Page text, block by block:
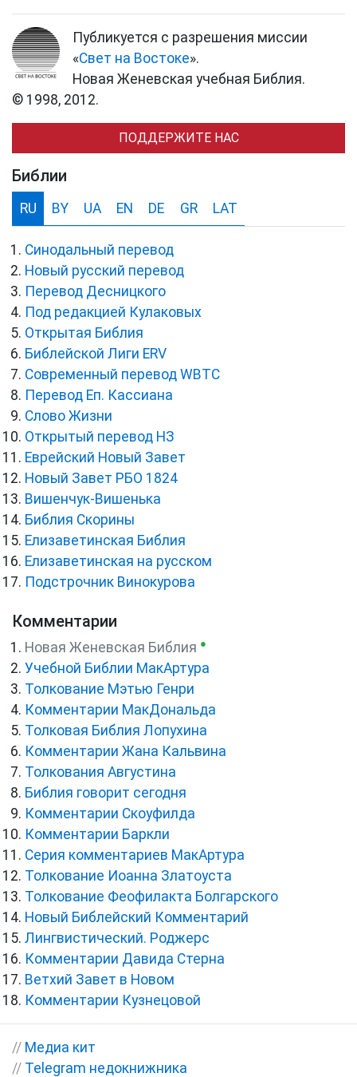
Публикуется с разрешения миссии
«Свет на Востоке».
Новая Женевская учебная Библия.
© 1998, 2012.
ПОДДЕРЖИТЕ НАС
Библии
RU BY UA EN DE GR LAT
Синодальный перевод
Новый русский перевод
Перевод Десницкого
Под редакцией Кулаковых
Открытая Библия
Библейской Лиги ERV
Cовременный перевод WBTC
Перевод Еп. Кассиана
Слово Жизни
Открытый перевод НЗ
Еврейский Новый Завет
Новый Завет РБО 1824
Вишенчук-Вишенька
Библия Скорины
Елизаветинская Библия
Елизаветинская на русском
Подстрочник Винокурова
Комментарии
Новая Женевская Библия ●
Учебной Библии МакАртура
Толкование Мэтью Генри
Комментарии МакДональда
Толковая Библия Лопухина
Комментарии Жана Кальвина
Толкования Августина
Библия говорит сегодня
Комментарии Скоуфилда
Комментарии Баркли
Серия комментариев МакАртура
Толкование Иоанна Златоуста
Толкование Феофилакта Болгарского
Новый Библейский Комментарий
Лингвистический. Роджерс
Комментарии Давида Стерна
Ветхий Завет в Новом
Комментарии Кузнецовой
// Медиа кит
// Telegram недокнижника